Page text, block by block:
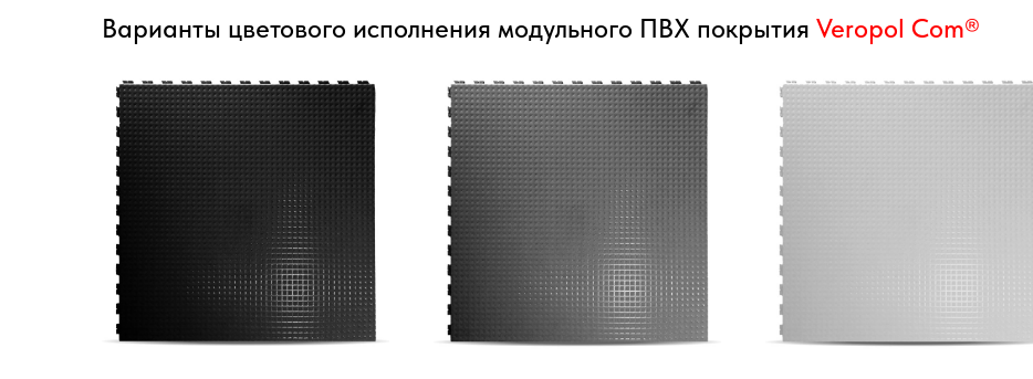
Варианты цветового исполнения модульного ПВХ покрытия Veropol Com®